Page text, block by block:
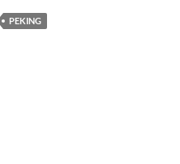
PEKING